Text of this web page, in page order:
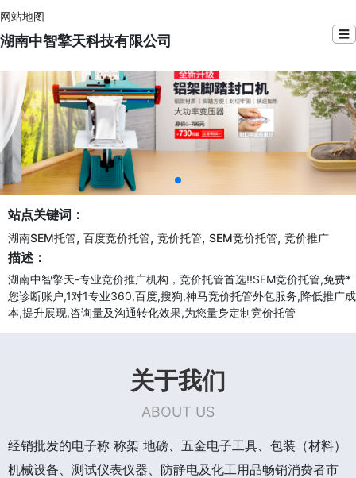
网站地图
湖南中智擎天科技有限公司 ☰
站点关键词：
湖南SEM托管, 百度竞价托管, 竞价托管, SEM竞价托管, 竞价推广
描述：
湖南中智擎天-专业竞价推广机构，竞价托管首选!!SEM竞价托管,免费*
您诊断账户,1对1专业360,百度,搜狗,神马竞价托管外包服务,降低推广成
本,提升展现,咨询量及沟通转化效果,为您量身定制竞价托管
关于我们
ABOUT US
经销批发的电子称 称架 地磅、五金电子工具、包装（材料）
机械设备、测试仪表仪器、防静电及化工用品畅销消费者市